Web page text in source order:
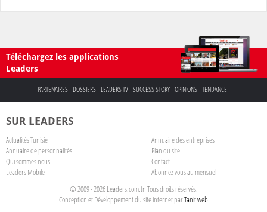
Téléchargez les applications
Leaders
PARTENAIRES DOSSIERS LEADERS TV SUCCESS STORY OPINIONS TENDANCE
SUR LEADERS
Actualités Tunisie
Annuaire des entreprises
Annuaire de personnalités
Plan du site
Qui sommes nous
Contact
Leaders Mobile
Abonnez-vous au mensuel
© 2009 - 2026 Leaders.com.tn Tous droits réservés.
Conception et Développement du site internet parTanit web